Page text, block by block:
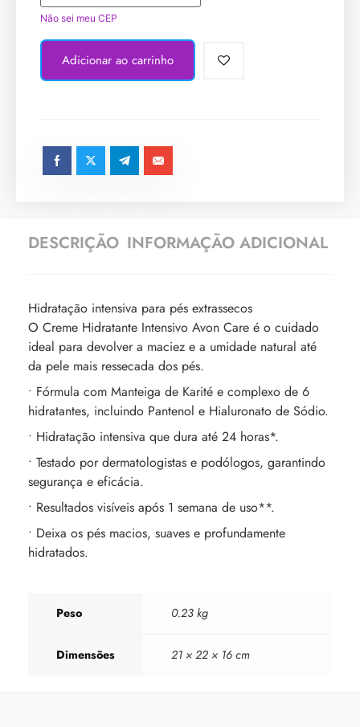
Não sei meu CEP
Adicionar ao carrinho
DESCRIÇÃO INFORMAÇÃO ADICIONAL
Hidratação intensiva para pés extrassecos
O Creme Hidratante Intensivo Avon Care é o cuidado
ideal para devolver a maciez e a umidade natural até
da pele mais ressecada dos pés.
• Fórmula com Manteiga de Karité e complexo de 6
hidratantes, incluindo Pantenol e Hialuronato de Sódio.
• Hidratação intensiva que dura até 24 horas*.
• Testado por dermatologistas e podólogos, garantindo
segurança e eficácia.
• Resultados visíveis após 1 semana de uso**.
• Deixa os pés macios, suaves e profundamente
hidratados.
Peso 0.23 kg
Dimensões 21 × 22 × 16 cm